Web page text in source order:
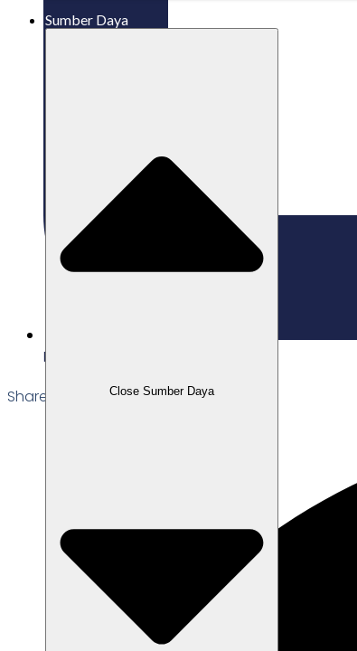
Sumber Daya
Close Sumber Daya
Edited: 03/12/2025
Share the Post: